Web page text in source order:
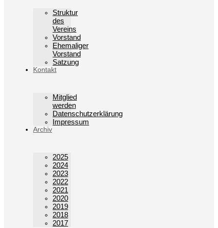
Struktur
des
Vereins
Vorstand
Ehemaliger
Vorstand
Satzung
Kontakt
Mitglied
werden
Datenschutzerklärung
Impressum
Archiv
2025
2024
2023
2022
2021
2020
2019
2018
2017